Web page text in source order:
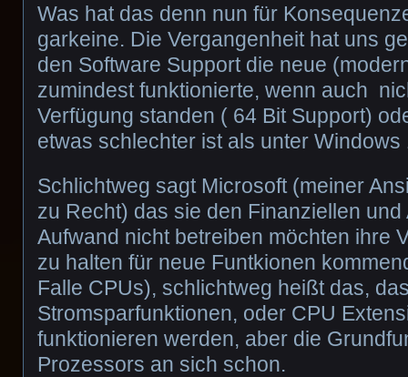
Was hat das denn nun für
garkeine. Die Vergangenheit hat uns
den Software Support die neue
zumindest funktionierte, wenn auch
Verfügung standen ( 64 Bit Support)
etwas schlechter ist als unter Windows
Schlichtweg sagt Microsoft (meiner
zu Recht) das sie den Finanziellen
Aufwand nicht betreiben möchten ihre
zu halten für neue Funtkionen
Falle CPUs), schlichtweg heißt das,
Stromsparfunktionen, oder CPU
funktionieren werden, aber die
Prozessors an sich schon.